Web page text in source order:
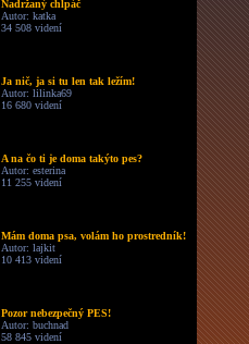
Nadržaný chlpáč
Autor: katka
34 508 videní
Ja nič, ja si tu len tak ležím!
Autor: lilinka69
16 680 videní
A na čo ti je doma takýto pes?
Autor: esterina
11 255 videní
Mám doma psa, volám ho prostredník!
Autor: lajkit
10 413 videní
Pozor nebezpečný PES!
Autor: buchnad
58 845 videní